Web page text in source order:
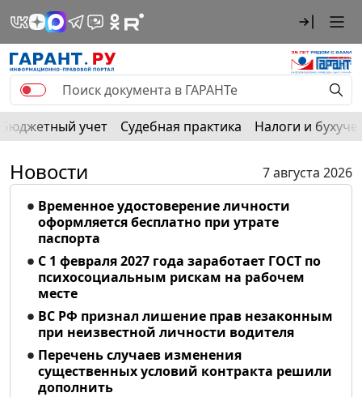
Бюджетный учет Судебная практика Налоги и
Новости
7 августа 2026
Временное удостоверение личности
оформляется бесплатно при утрате
паспорта
С 1 февраля 2027 года заработает ГОСТ по
психосоциальным рискам на рабочем
месте
ВС РФ признал лишение прав незаконным
при неизвестной личности водителя
Перечень случаев изменения
существенных условий контракта решили
дополнить